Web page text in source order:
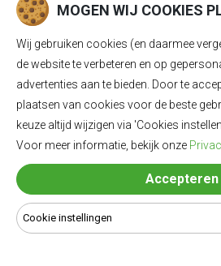
Bagageruimte
570 Ll
Lengte
4658 mm
Breedte
MOGEN WIJ COOKIES
Wij gebruiken cookies (en daarmee
de website te verbeteren en op
advertenties aan te bieden. Door te
plaatsen van cookies voor de beste
keuze altijd wijzigen via 'Cookies
Voor meer informatie, bekijk onze
Accepteren
Cookie instellingen